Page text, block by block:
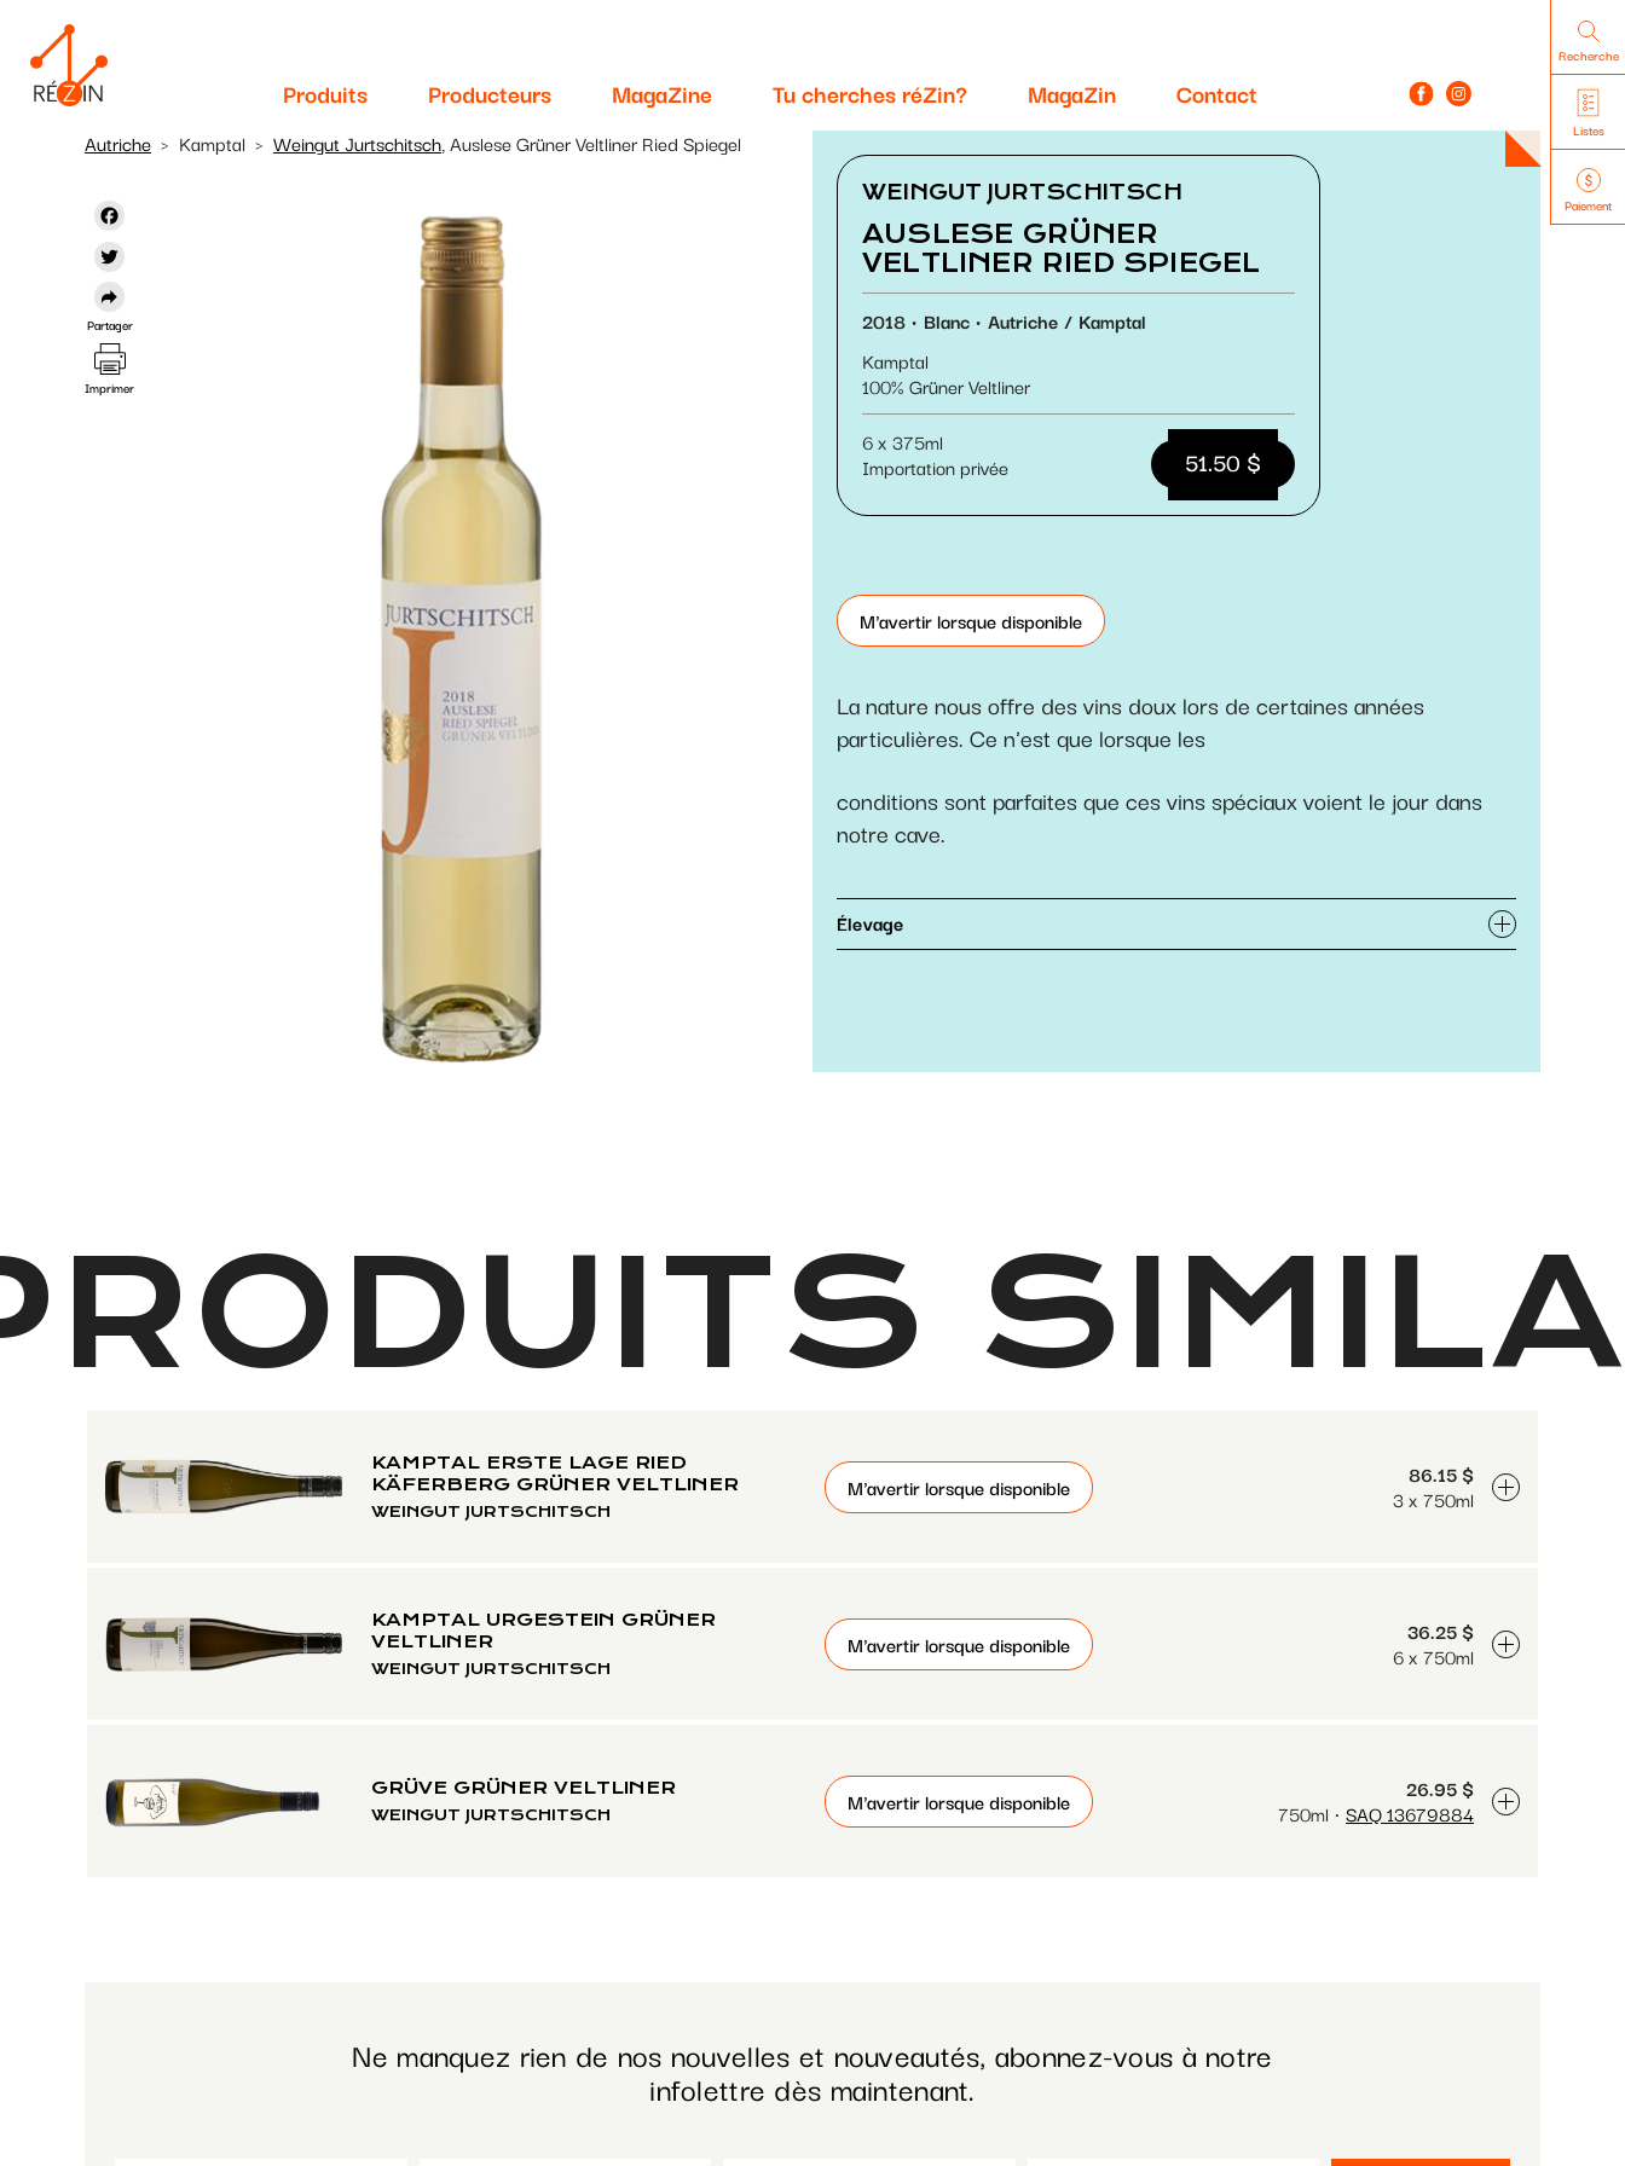
contenu
principal
Produits Producteurs MagaZine Tu cherches réZin? MagaZin Contact
Recherche
Listes
Paiement
Autriche Kamptal Weingut Jurtschitsch, Auslese Grüner Veltliner Ried Spiegel
Partager
Imprimer
WEINGUT JURTSCHITSCH
AUSLESE GRÜNER
VELTLINER RIED SPIEGEL
2018 Blanc Autriche
Kamptal
Kamptal
100
Grüner Veltliner
6 x 375ml
Importation privée
51.50 $
M'avertir lorsque disponible
La nature nous offre des vins doux lors de certaines années
particulières. Ce n'est que lorsque les
conditions sont parfaites que ces vins spéciaux voient le jour dans
notre cave.
Élevage
KAMPTAL ERSTE LAGE RIED
KÄFERBERG GRÜNER VELTLINER
WEINGUT JURTSCHITSCH
M'avertir lorsque disponible
86.15 $
3 x 750ml
KAMPTAL URGESTEIN GRÜNER
VELTLINER
WEINGUT JURTSCHITSCH
M'avertir lorsque disponible
36.25 $
6 x 750ml
GRÜVE GRÜNER VELTLINER
WEINGUT JURTSCHITSCH M'avertir lorsque disponible
26.95 $
750ml
SAQ 13679884
Ne manquez rien de nos nouvelles et nouveautés, abonnez-vous à notre
infolettre dès maintenant.